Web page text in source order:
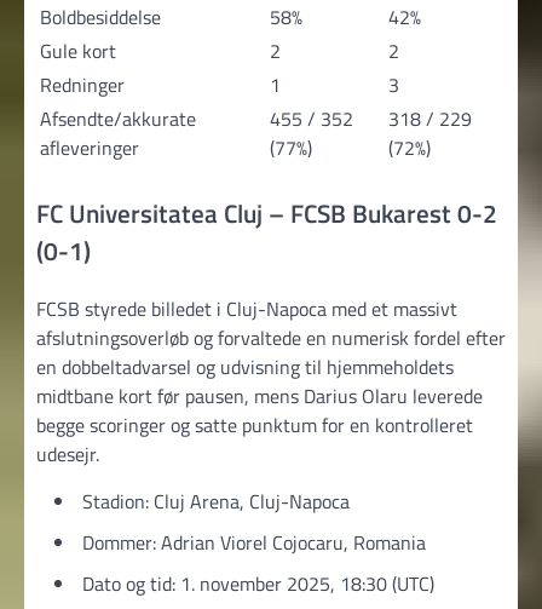
Boldbesiddelse
58%
42%
Gule kort
2
2
Redninger
1
3
Afsendte/akkurate
afleveringer
455 / 352
(77%)
318 / 229
(72%)
FC Universitatea Cluj – FCSB Bukarest 0-2
(0-1)
FCSB styrede billedet i Cluj-Napoca med et massivt
afslutningsoverløb og forvaltede en numerisk fordel efter
en dobbeltadvarsel og udvisning til hjemmeholdets
midtbane kort før pausen, mens Darius Olaru leverede
begge scoringer og satte punktum for en kontrolleret
udesejr.
Stadion: Cluj Arena, Cluj-Napoca
Dommer: Adrian Viorel Cojocaru, Romania
Dato og tid: 1. november 2025, 18:30 (UTC)